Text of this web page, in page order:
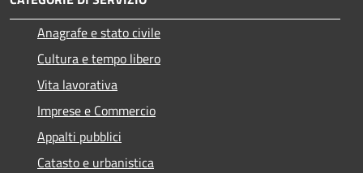
Anagrafe e stato civile
Cultura e tempo libero
Vita lavorativa
Imprese e Commercio
Appalti pubblici
Catasto e urbanistica